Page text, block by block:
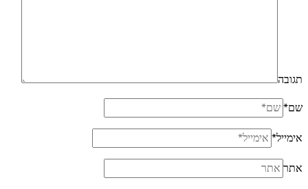
תגובה
שם*
אימייל*
אתר